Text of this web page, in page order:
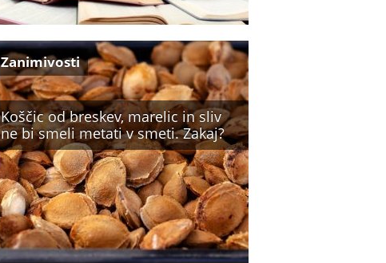
Koščic od breskev, marelic in sliv
ne bi smeli metati v smeti. Zakaj?
Zanimivosti